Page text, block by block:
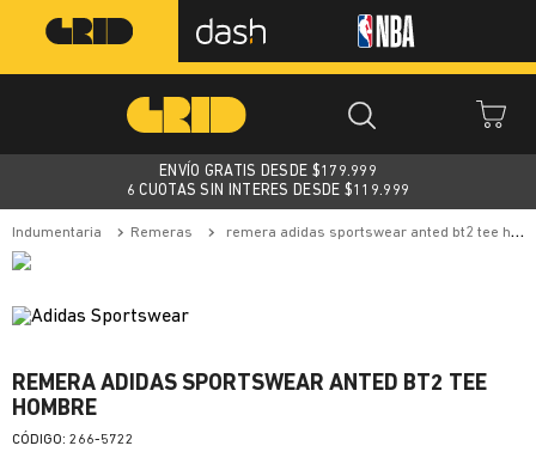
ENVÍO GRATIS DESDE $179.999
6 CUOTAS SIN INTERES DESDE $119.999
indumentaria remeras remera adidas sportswear anted bt2 tee hombre
REMERA ADIDAS SPORTSWEAR ANTED BT2 TEE
HOMBRE
: 266-5722